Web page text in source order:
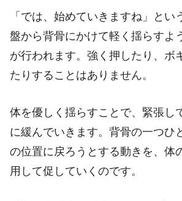
「では、始めていきますね」とい
盤から背骨にかけて軽く揺らすよ
が行われます。強く押したり、ボ
たりすることはありません。
体を優しく揺らすことで、緊張し
に緩んでいきます。背骨の一つひ
の位置に戻ろうとする動きを、体
用して促していくのです。